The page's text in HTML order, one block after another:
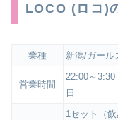
LOCO (ロコ)
業種 新潟/ガール
営業時間
22:00～
日
1セット（飲